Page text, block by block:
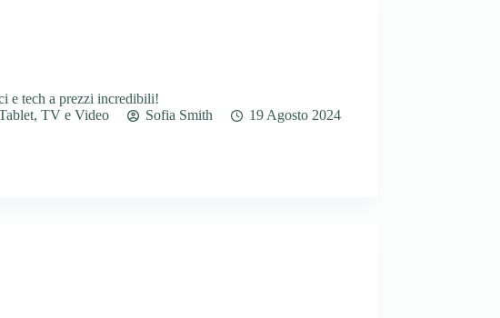
e tech a prezzi incredibili!
, TV e Video Sofia Smith 19 Agosto 2024